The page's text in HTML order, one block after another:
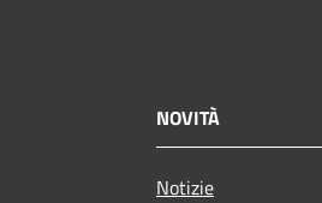
NOVITÀ
Notizie